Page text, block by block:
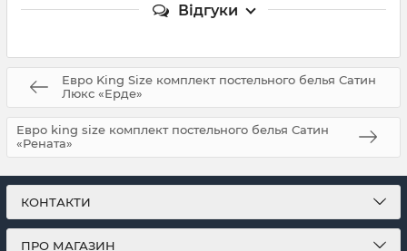
Відгуки
Евро King Size комплект постельного белья Сатин
Люкс «Ерде»
Евро king size комплект постельного белья Сатин
«Рената»
КОНТАКТИ
ПРО МАГАЗИН